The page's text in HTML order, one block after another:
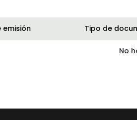
emisión Tipo de
No